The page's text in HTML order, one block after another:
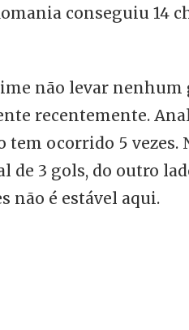
conseguiu 14
não levar nenhum
recentemente.
tem ocorrido 5 vezes.
3 gols, do outro
não é estável aqui.